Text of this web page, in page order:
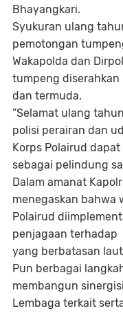
Bhayangkari.
Syukuran ulang
pemotongan
Wakapolda dan
tumpeng diserahkan
dan termuda.
“Selamat ulang
polisi perairan dan
Korps Polairud
sebagai pelindung
Dalam amanat
menegaskan bahwa
Polairud
penjagaan
yang berbatasan
Pun berbagai
membangun
Lembaga terkait